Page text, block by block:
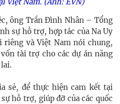
ông Trần Đình Nhân – Tổng
sự hỗ trợ, hợp tác của Na Uy
riêng và Việt Nam nói chung,
tài trợ cho các dự án năng
sẻ, để thực hiện cam kết tại
hỗ trợ, giúp đỡ của các quốc